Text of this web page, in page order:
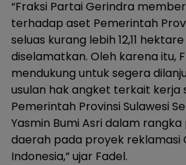
“Fraksi Partai Gerindra
terhadap aset Pemerintah
seluas kurang lebih 12,11
diselamatkan. Oleh karena itu,
mendukung untuk segera
usulan hak angket terkait kerja
Pemerintah Provinsi Sulawesi
Yasmin Bumi Asri dalam
daerah pada proyek reklamasi
Indonesia,” ujar Fadel.